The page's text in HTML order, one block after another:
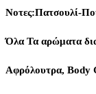
Νοτες:Πατσουλί-
Όλα Τα αρώματα
Αφρόλουτρα, Body